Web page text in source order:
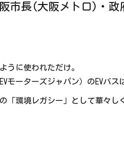
阪市長(大阪メトロ)・政
うに使われただけ。
モーターズジャパン）のEVバス
「環境レガシー」として華々